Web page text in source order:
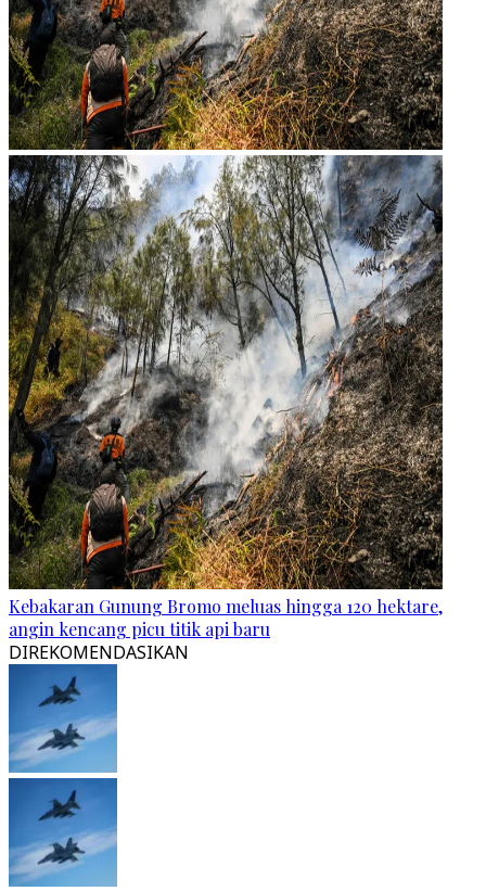
Kebakaran Gunung Bromo meluas hingga 120 hektare,
angin kencang picu titik api baru
DIREKOMENDASIKAN